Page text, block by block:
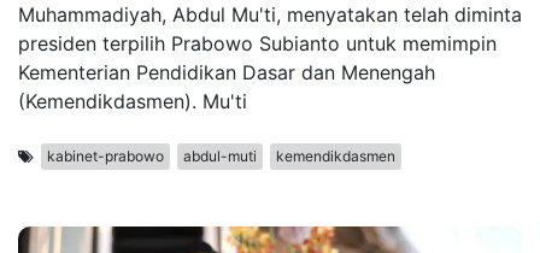
Muhammadiyah, Abdul Mu'ti, menyatakan telah diminta
presiden terpilih Prabowo Subianto untuk memimpin
Kementerian Pendidikan Dasar dan Menengah
(Kemendikdasmen). Mu'ti
kabinet-prabowo abdul-muti kemendikdasmen